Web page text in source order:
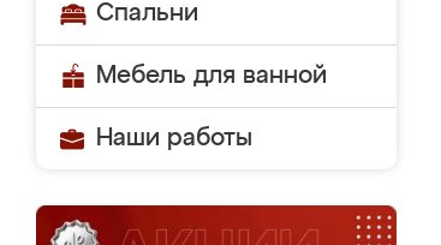
Спальни
Мебель для ванной
Наши работы